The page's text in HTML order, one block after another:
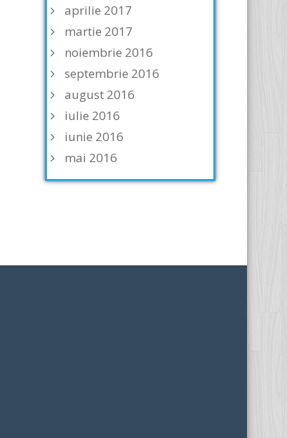
aprilie 2017
martie 2017
noiembrie 2016
septembrie 2016
august 2016
iulie 2016
iunie 2016
mai 2016